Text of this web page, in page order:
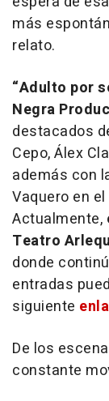
más
relato.
“Adulto por
Negra
destacados
Cepo, Álex
además con
Vaquero en
Actualmente,
Teatro
donde
entradas
siguiente
De los
constante